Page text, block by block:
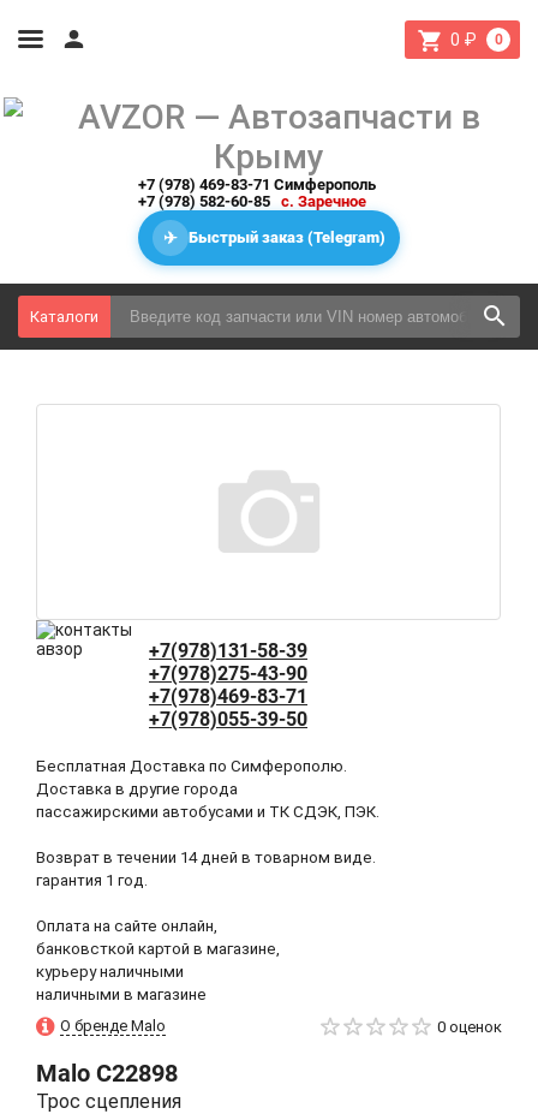
0 ₽ 0
+7 (978) 469-83-71 Симферополь
+7 (978) 582-60-85 с. Заречное
✈ Быстрый заказ (Telegram)
Каталоги
+7(978)131-58-39
+7(978)275-43-90
+7(978)469-83-71
+7(978)055-39-50
Бесплатная Доставка по Симферополю.
Доставка в другие города
пассажирскими автобусами и ТК СДЭК, ПЭК.
Возврат в течении 14 дней в товарном виде.
гарантия 1 год.
Оплата на сайте онлайн,
банковсткой картой в магазине,
курьеру наличными
наличными в магазине
О бренде Malo
0 оценок
Malo C22898
Трос сцепления